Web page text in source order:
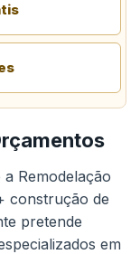
Remodelação
construção de
pretende
em